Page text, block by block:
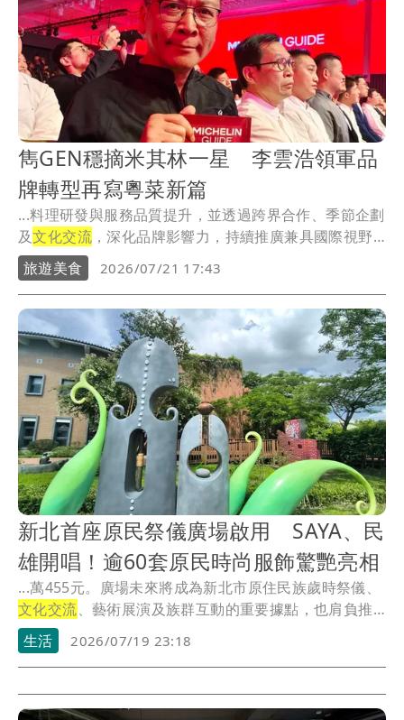
雋GEN穩摘米其林一星 李雲浩領軍品
牌轉型再寫粵菜新篇
...料理研發與服務品質提升，並透過跨界合作、季節企劃
及文化交流，深化品牌影響力，持續推廣兼具國際視野
與在...
旅遊美食 2026/07/21 17:43
新北首座原民祭儀廣場啟用 SAYA、民
雄開唱！逾60套原民時尚服飾驚艷亮相
...萬455元。廣場未來將成為新北市原住民族歲時祭儀、
文化交流、藝術展演及族群互動的重要據點，也肩負推
動...
生活 2026/07/19 23:18